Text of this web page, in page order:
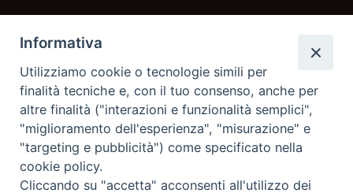
DOCUMENTI PASTORALI
ORARI MESSE
LITURGIA DELLE ORE
Informativa
Utilizziamo cookie o tecnologie simili per
finalità tecniche e, con il tuo consenso, anche per
altre finalità ("interazioni e funzionalità semplici",
"miglioramento dell'esperienza", "misurazione" e
"targeting e pubblicità") come specificato nella
cookie policy.
Cliccando su "accetta" acconsenti all'utilizzo dei